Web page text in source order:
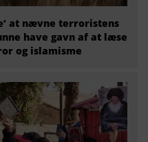
at nævne terroristens
have gavn af at læse
og islamisme